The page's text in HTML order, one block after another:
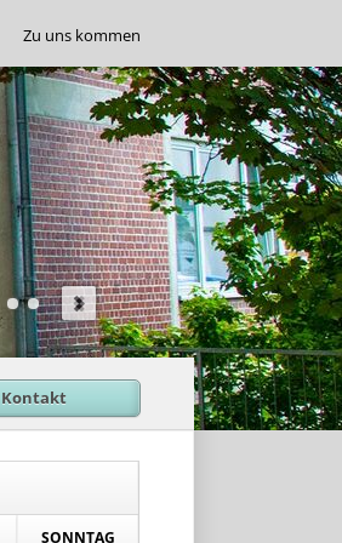
Zu uns kommen
Kontakt
SONNTAG